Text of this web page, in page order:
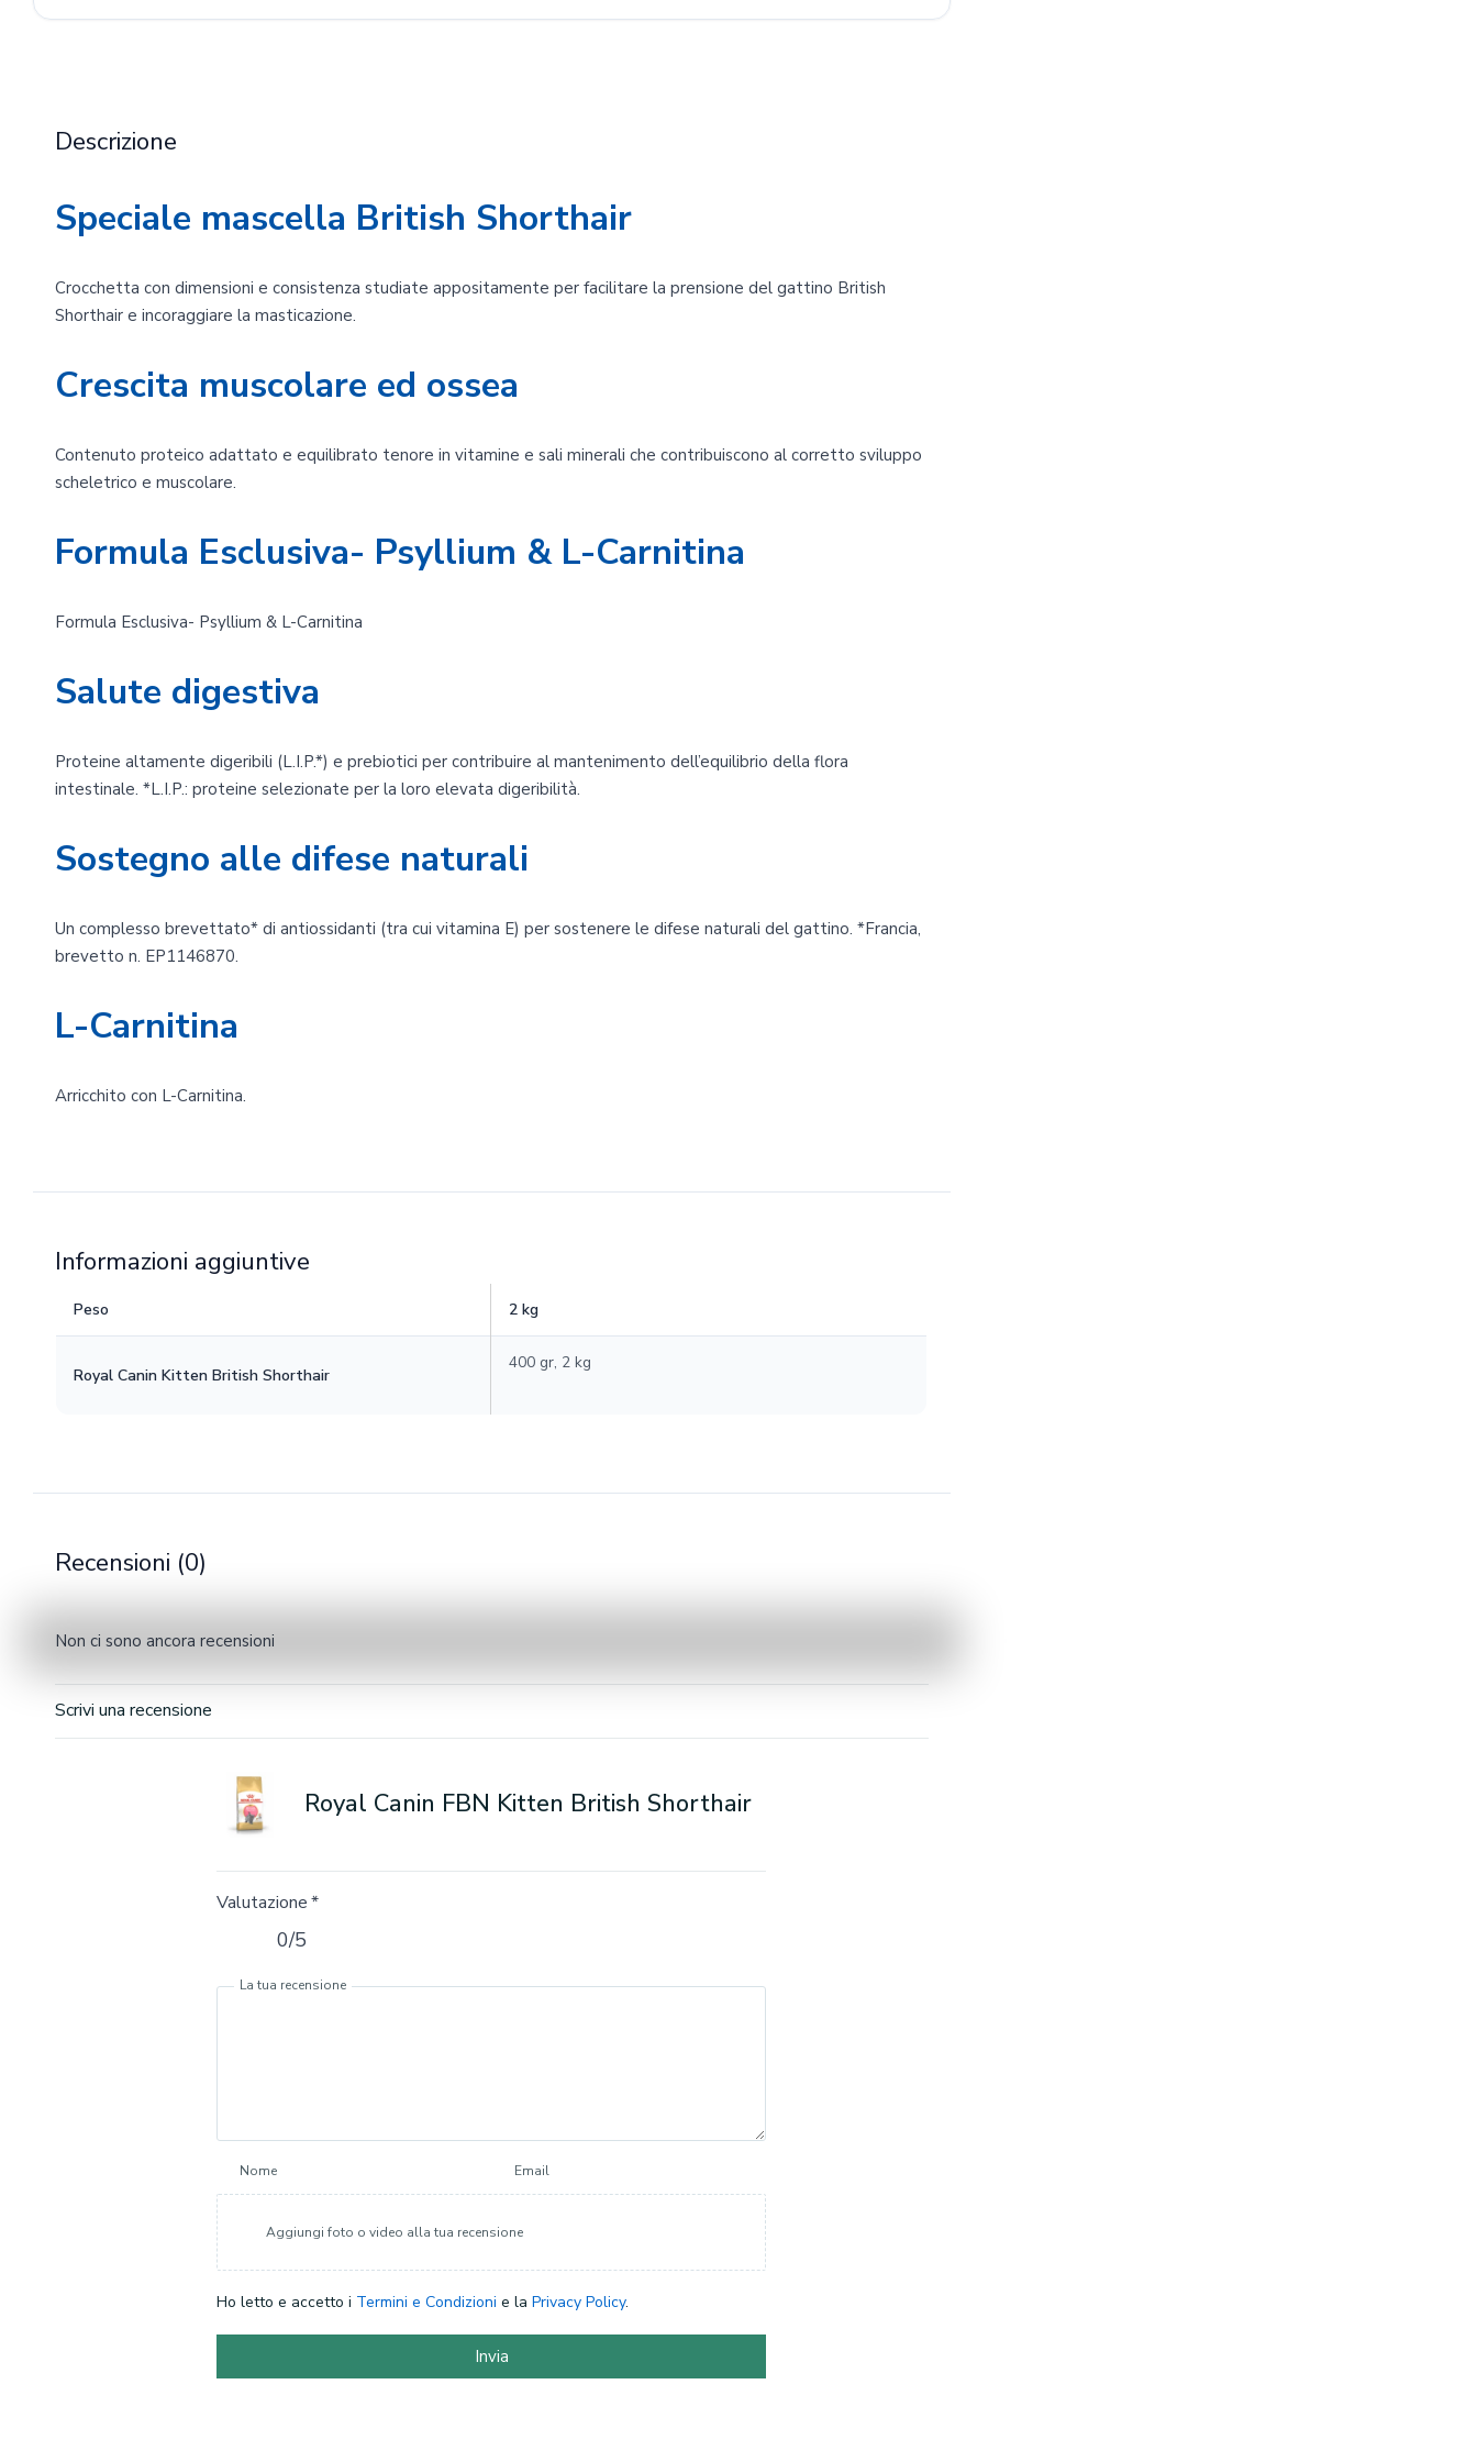
Descrizione
Speciale mascella British Shorthair
Crocchetta con dimensioni e consistenza studiate appositamente per facilitare la prensione del gattino British
Shorthair e incoraggiare la masticazione.
Crescita muscolare ed ossea
Contenuto proteico adattato e equilibrato tenore in vitamine e sali minerali che contribuiscono al corretto sviluppo
scheletrico e muscolare.
Formula Esclusiva- Psyllium & L-Carnitina
Formula Esclusiva- Psyllium & L-Carnitina
Salute digestiva
Proteine altamente digeribili (L.I.P.*) e prebiotici per contribuire al mantenimento dell’equilibrio della flora
intestinale. *L.I.P.: proteine selezionate per la loro elevata digeribilità.
Sostegno alle difese naturali
Un complesso brevettato* di antiossidanti (tra cui vitamina E) per sostenere le difese naturali del gattino. *Francia,
brevetto n. EP1146870.
L-Carnitina
Arricchito con L-Carnitina.
Informazioni aggiuntive
Peso 2 kg
Royal Canin Kitten British Shorthair
400 gr, 2 kg
Recensioni (0)
Non ci sono ancora recensioni
Scrivi una recensione
Royal Canin FBN Kitten British Shorthair
Valutazione *
0/5
La tua recensione
Nome Email
Aggiungi foto o video alla tua recensione
Ho letto e accetto i Termini e Condizioni e laPrivacy Policy.
Invia